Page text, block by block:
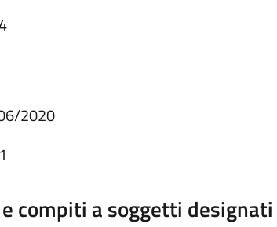
2020
compiti a soggetti